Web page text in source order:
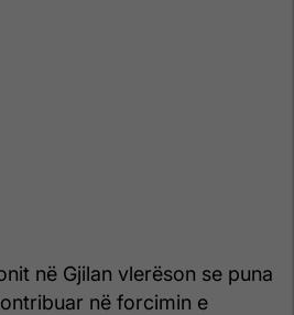
në Gjilan vlerëson se puna
në forcimin e